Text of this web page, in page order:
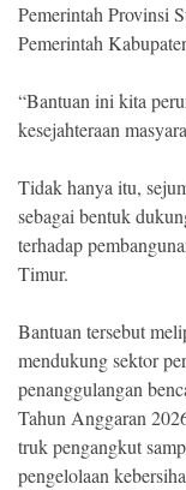
Pemerintah Provinsi
Pemerintah
“Bantuan ini kita
kesejahteraan
Tidak hanya itu,
sebagai bentuk
terhadap
Timur.
Bantuan tersebut
mendukung sektor
penanggulangan
Tahun Anggaran
truk pengangkut
pengelolaan